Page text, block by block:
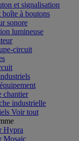
et signalisation
à boutons
sonore
lumineuse
circuit
chantier
industrielle
Voir tout
Hypra
Mosaic